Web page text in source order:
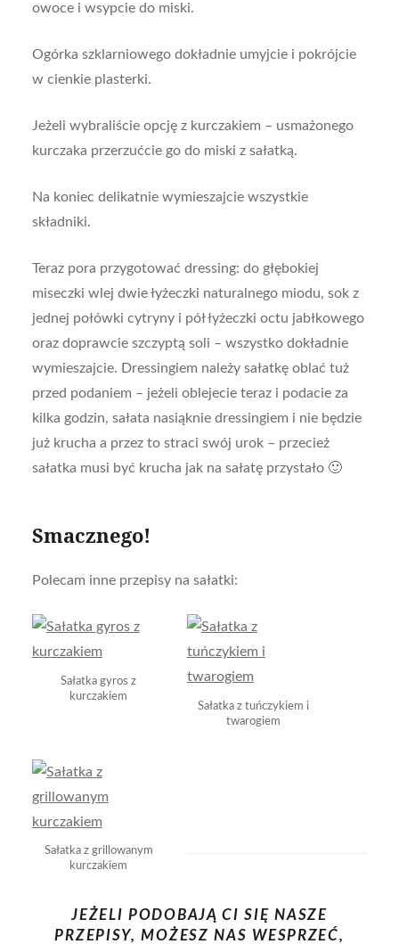
owoce i wsypcie do miski.
Ogórka szklarniowego dokładnie umyjcie i pokrójcie
w cienkie plasterki.
Jeżeli wybraliście opcję z kurczakiem – usmażonego
kurczaka przerzućcie go do miski z sałatką.
Na koniec delikatnie wymieszajcie wszystkie
składniki.
Teraz pora przygotować dressing: do głębokiej
miseczki wlej dwie łyżeczki naturalnego miodu, sok z
jednej połówki cytryny i pół łyżeczki octu jabłkowego
oraz doprawcie szczyptą soli – wszystko dokładnie
wymieszajcie. Dressingiem należy sałatkę oblać tuż
przed podaniem – jeżeli oblejecie teraz i podacie za
kilka godzin, sałata nasiąknie dressingiem i nie będzie
już krucha a przez to straci swój urok – przecież
sałatka musi być krucha jak na sałatę przystało 🙂
Smacznego!
Polecam inne przepisy na sałatki:
Sałatka gyros z
kurczakiem
Sałatka z tuńczykiem i
twarogiem
Sałatka z grillowanym
kurczakiem
JEŻELI PODOBAJĄ CI SIĘ NASZE
PRZEPISY, MOŻESZ NAS WESPRZEĆ,